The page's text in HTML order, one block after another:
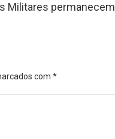
Militares permanecem
com *